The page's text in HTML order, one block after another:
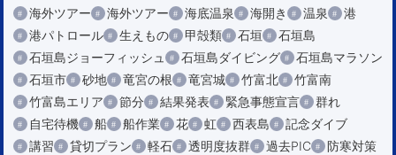
海外ツアー
海外ツアー 海底温泉 海開き 温泉
港
港パトロール
生えもの 甲殻類 石垣
石垣島
石垣島ジョーフィッシュ
石垣島ダイビング
石垣島マラソン
石垣市
砂地 竜宮の根 竜宮城 竹富北
竹富南
竹富島エリア
節分 結果発表 緊急事態宣言
群れ
自宅待機
船 船作業 花 虹 西表島
記念ダイブ
講習
貸切プラン 軽石 透明度抜群 過去PIC
防寒対策